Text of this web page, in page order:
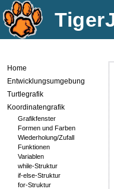
Home
Entwicklungsumgebung
Turtlegrafik
Koordinatengrafik
Grafikfenster
Formen und Farben
Wiederholung/Zufall
Funktionen
Variablen
while-Struktur
if-else-Struktur
for-Struktur